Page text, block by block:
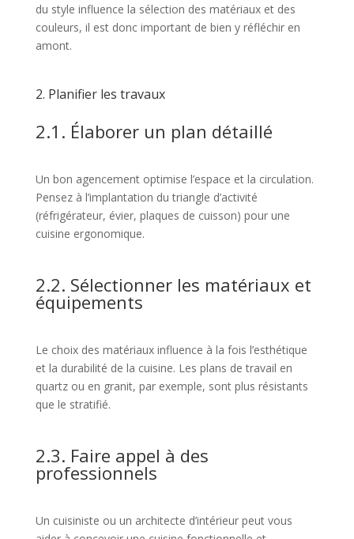
du style influence la sélection des matériaux et des
couleurs, il est donc important de bien y réfléchir en
amont.
2. Planifier les travaux
2.1. Élaborer un plan détaillé
Un bon agencement optimise l’espace et la circulation.
Pensez à l’implantation du triangle d’activité
(réfrigérateur, évier, plaques de cuisson) pour une
cuisine ergonomique.
2.2. Sélectionner les matériaux et
équipements
Le choix des matériaux influence à la fois l’esthétique
et la durabilité de la cuisine. Les plans de travail en
quartz ou en granit, par exemple, sont plus résistants
que le stratifié.
2.3. Faire appel à des
professionnels
Un cuisiniste ou un architecte d’intérieur peut vous